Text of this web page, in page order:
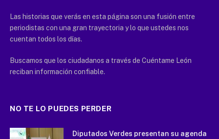
Las historias que verás en esta página son una fusión entre
periodistas con una gran trayectoria y lo que ustedes nos
cuentan todos los días.
Buscamos que los ciudadanos a través de Cuéntame León
reciban información confiable.
NO TE LO PUEDES PERDER
Diputados Verdes presentan su agenda